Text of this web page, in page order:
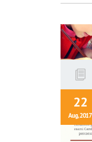
22
Aug, 2017